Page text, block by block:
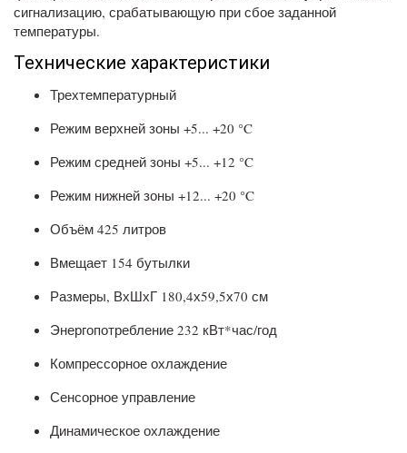
сигнализацию, срабатывающую при сбое заданной
температуры.
Технические характеристики
Трехтемпературный
Режим верхней зоны +5... +20 °C
Режим средней зоны +5... +12 °C
Режим нижней зоны +12... +20 °C
Объём 425 литров
Вмещает 154 бутылки
Размеры, ВхШхГ 180,4х59,5х70 см
Энергопотребление 232 кВт*час/год
Компрессорное охлаждение
Сенсорное управление
Динамическое охлаждение